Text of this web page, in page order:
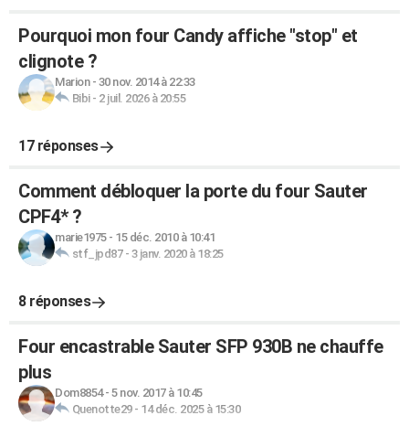
Pourquoi mon four Candy affiche "stop" et
clignote ?
Marion- 30 nov. 2014 à 22:33
Bibi- 2 juil. 2026 à 20:55
17 réponses
Comment débloquer la porte du four Sauter
CPF4* ?
marie1975- 15 déc. 2010 à 10:41
stf_jpd87- 3 janv. 2020 à 18:25
8 réponses
Four encastrable Sauter SFP 930B ne chauffe
plus
Dom8854- 5 nov. 2017 à 10:45
Quenotte29- 14 déc. 2025 à 15:30